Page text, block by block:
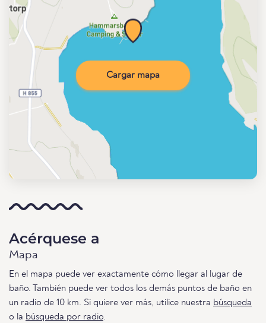
Cargar mapa
Acérquese a
Mapa
En el mapa puede ver exactamente cómo llegar al lugar de
baño. También puede ver todos los demás puntos de baño en
un radio de 10 km. Si quiere ver más, utilice nuestra búsqueda
o la búsqueda por radio.